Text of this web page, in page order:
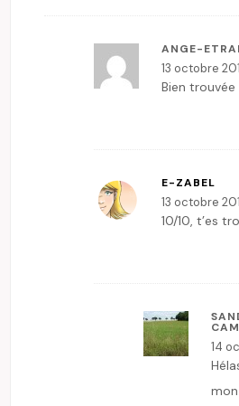
ANGE-
13 octobre
Bien
E-ZABEL
13 octobre
10/10, t’es
14